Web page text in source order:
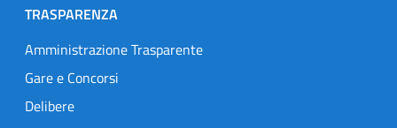
TRASPARENZA
Amministrazione Trasparente
Gare e Concorsi
Delibere